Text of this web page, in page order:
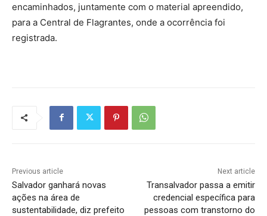
encaminhados, juntamente com o material apreendido,
para a Central de Flagrantes, onde a ocorrência foi
registrada.
Previous article
Salvador ganhará novas
ações na área de
sustentabilidade, diz prefeito
Next article
Transalvador passa a emitir
credencial específica para
pessoas com transtorno do